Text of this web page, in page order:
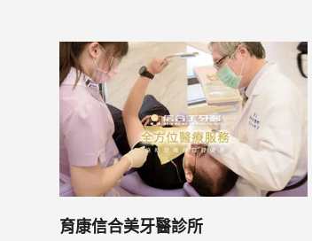
育康信合美牙醫診所